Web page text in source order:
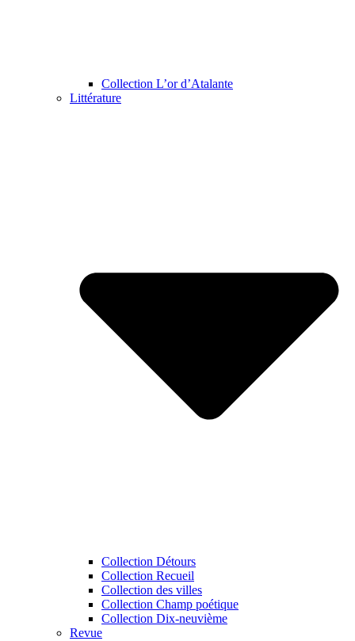
Collection L’or d’Atalante
Littérature
Collection Détours
Collection Recueil
Collection des villes
Collection Champ poétique
Collection Dix-neuvième
Revue